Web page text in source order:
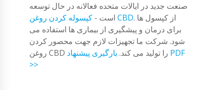
صنعت جدید در ایالات متحده فعالانه در حال توسعه
است - کپسوله کردن روغن CBD. از کپسول ها
برای درمان و پیشگیری از بیماری ها استفاده می
شود. شرکت ما تجهیزات لازم جهت محصور کردن
روغن CBD را تولید می کند. بارگیری پیشنهاد PDF
>>